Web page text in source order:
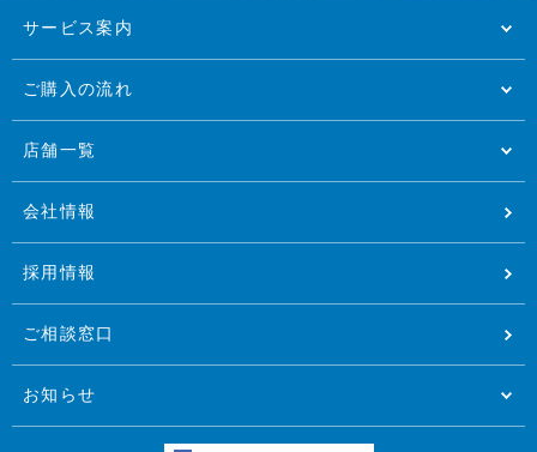
サービス案内
ご購入の流れ
店舗一覧
会社情報
採用情報
ご相談窓口
お知らせ